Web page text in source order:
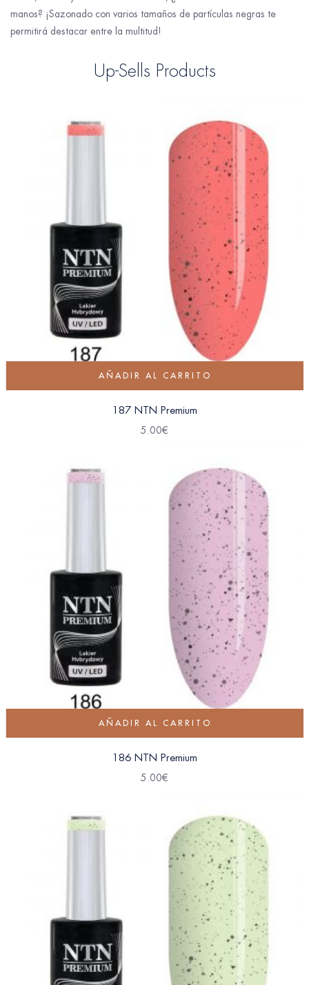
manos? ¡Sazonado con varios tamaños de partículas negras te
permitirá destacar entre la multitud!
Up-Sells Products
AÑADIR AL CARRITO
187 NTN Premium
5.00€
AÑADIR AL CARRITO
186 NTN Premium
5.00€